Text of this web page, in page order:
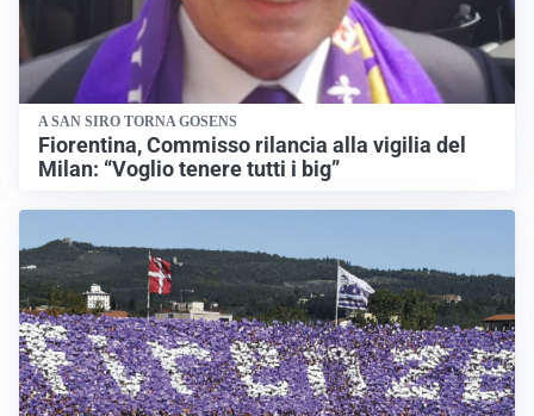
A SAN SIRO TORNA GOSENS
Fiorentina, Commisso rilancia alla vigilia del
Milan: “Voglio tenere tutti i big”